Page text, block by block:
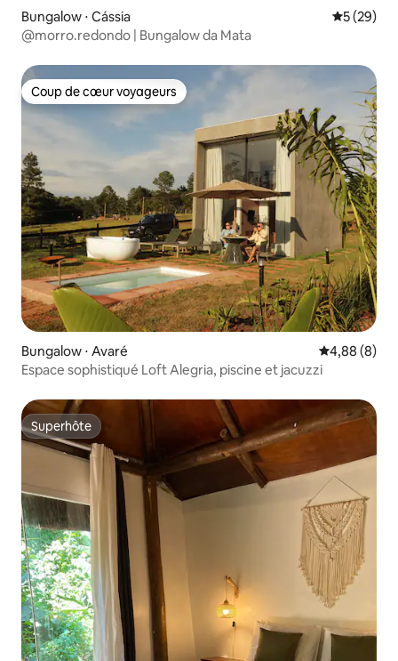
Bungalow ⋅ Cássia
5 (29)
@morro.redondo | Bungalow da Mata
Coup de cœur voyageurs
Coup de cœur voyageurs
Bungalow ⋅ Avaré Évaluation
4,88 (8)
Espace sophistiqué Loft Alegria, piscine et jacuzzi
Superhôte
Superhôte